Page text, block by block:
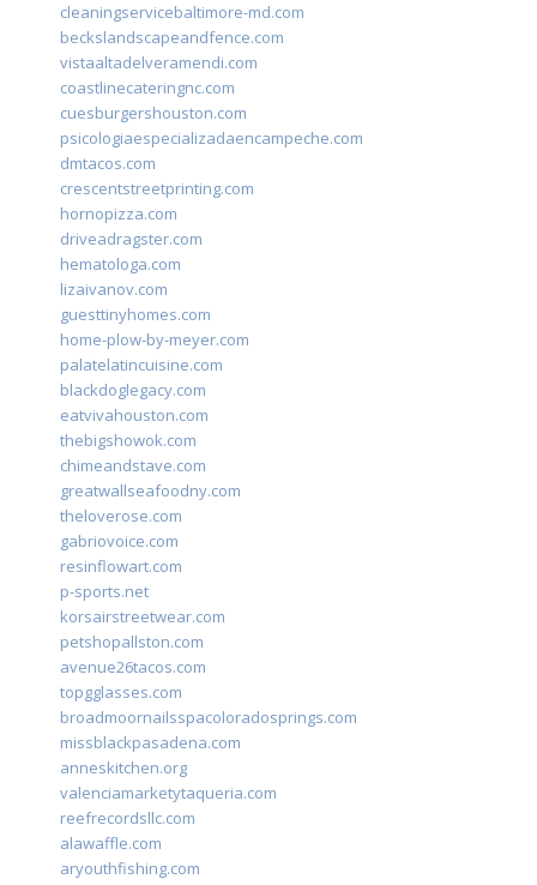
cleaningservicebaltimore-md.com
beckslandscapeandfence.com
vistaaltadelveramendi.com
coastlinecateringnc.com
cuesburgershouston.com
psicologiaespecializadaencampeche.com
dmtacos.com
crescentstreetprinting.com
hornopizza.com
driveadragster.com
hematologa.com
lizaivanov.com
guesttinyhomes.com
home-plow-by-meyer.com
palatelatincuisine.com
blackdoglegacy.com
eatvivahouston.com
thebigshowok.com
chimeandstave.com
greatwallseafoodny.com
theloverose.com
gabriovoice.com
resinflowart.com
p-sports.net
korsairstreetwear.com
petshopallston.com
avenue26tacos.com
topgglasses.com
broadmoornailsspacoloradosprings.com
missblackpasadena.com
anneskitchen.org
valenciamarketytaqueria.com
reefrecordsllc.com
alawaffle.com
aryouthfishing.com